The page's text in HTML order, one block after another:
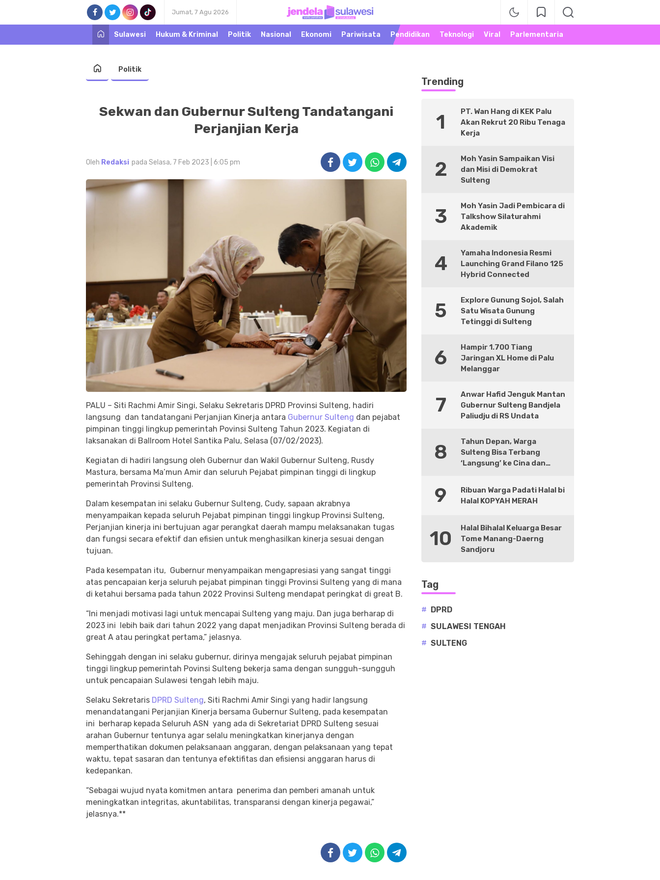
Jumat, 7 Agu 2026
Jendela Sulawesi
Warta Peristiwa di
Khatulistiwa
Sulawesi
Hukum & Kriminal Politik Nasional Ekonomi Pariwisata Pendidikan Teknologi Viral Parlementaria
Politik
Sekwan dan Gubernur Sulteng Tandatangani
Perjanjian Kerja
Oleh Redaksi pada Selasa, 7 Feb 2023 | 6:05 pm
PALU – Siti Rachmi Amir Singi, Selaku Sekretaris DPRD Provinsi Sulteng, hadiri
langsung dan tandatangani Perjanjian Kinerja antara Gubernur Sulteng dan pejabat
pimpinan tinggi lingkup pemerintah Povinsi Sulteng Tahun 2023. Kegiatan di
laksanakan di Ballroom Hotel Santika Palu, Selasa (07/02/2023).
Kegiatan di hadiri langsung oleh Gubernur dan Wakil Gubernur Sulteng, Rusdy
Mastura, bersama Ma’mun Amir dan seluruh Pejabat pimpinan tinggi di lingkup
pemerintah Provinsi Sulteng.
Dalam kesempatan ini selaku Gubernur Sulteng, Cudy, sapaan akrabnya
menyampaikan kepada seluruh Pejabat pimpinan tinggi lingkup Provinsi Sulteng,
Perjanjian kinerja ini bertujuan agar perangkat daerah mampu melaksanakan tugas
dan fungsi secara efektif dan efisien untuk menghasilkan kinerja sesuai dengan
tujuan.
Pada kesempatan itu, Gubernur menyampaikan mengapresiasi yang sangat tinggi
atas pencapaian kerja seluruh pejabat pimpinan tinggi Provinsi Sulteng yang di mana
di ketahui bersama pada tahun 2022 Provinsi Sulteng mendapat peringkat di great B.
“Ini menjadi motivasi lagi untuk mencapai Sulteng yang maju. Dan juga berharap di
2023 ini lebih baik dari tahun 2022 yang dapat menjadikan Provinsi Sulteng berada di
great A atau peringkat pertama,” jelasnya.
Sehinggah dengan ini selaku gubernur, dirinya mengajak seluruh pejabat pimpinan
tinggi lingkup pemerintah Povinsi Sulteng bekerja sama dengan sungguh-sungguh
untuk pencapaian Sulawesi tengah lebih maju.
Selaku Sekretaris DPRD Sulteng, Siti Rachmi Amir Singi yang hadir langsung
menandatangani Perjanjian Kinerja bersama Gubernur Sulteng, pada kesempatan
ini berharap kepada Seluruh ASN yang ada di Sekretariat DPRD Sulteng sesuai
arahan Gubernur tentunya agar selalu meningkatkan kinerjanya dengan
memperthatikan dokumen pelaksanaan anggaran, dengan pelaksanaan yang tepat
waktu, tepat sasaran dan tentunya efektifitas dan efisiensi anggaran harus di
kedepankan.
“Sebagai wujud nyata komitmen antara penerima dan pemberi amanah untuk
meningkatkan integritas, akuntabilitas, transparansi dengan kinerja pegawai,”
jelasnya.**
Trending
1
PT. Wan Hang di KEK Palu
Akan Rekrut 20 Ribu Tenaga
Kerja
2
Moh Yasin Sampaikan Visi
dan Misi di Demokrat
Sulteng
3
Moh Yasin Jadi Pembicara di
Talkshow Silaturahmi
Akademik
4
Yamaha Indonesia Resmi
Launching Grand Filano 125
Hybrid Connected
5
Explore Gunung Sojol, Salah
Satu Wisata Gunung
Tetinggi di Sulteng
6
Hampir 1.700 Tiang
Jaringan XL Home di Palu
Melanggar
7
Anwar Hafid Jenguk Mantan
Gubernur Sulteng Bandjela
Paliudju di RS Undata
8
Tahun Depan, Warga
Sulteng Bisa Terbang
‘Langsung’ ke Cina dan
9
Ribuan Warga Padati Halal bi
Halal KOPYAH MERAH
10
Halal Bihalal Keluarga Besar
Tome Manang-Daerng
Sandjoru
Tag
# DPRD
# SULAWESI TENGAH
# SULTENG